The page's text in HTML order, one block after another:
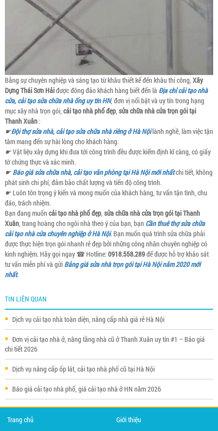
Bằng sự chuyên nghiệp và sáng tạo từ khâu thiết kế đến khâu thi công, Xây
Dựng Thái Sơn Hảiđược đông đảo khách hàng biết đến là Địa chỉ cải tạo nhà
cửa, cải tạo sửa chữa nhà ống uy tín HN, đơn vị nổi bật và uy tín trong hạng
mục xây nhà trọn gói, cải tạo nhà phố đẹp, sửa chữa nhà cửa trọn gói tại
Thanh Xuân :
☛Đội thợ sửa nhà, cải tạo sửa chữa nhà riêng ở Hà Nộilành nghề, làm việc tận
tâm mang đến sự hài lòng cho khách hàng.
☛Vật liệu xây dựng khi đưa tới công trình đều được kiểm định kĩ càng, có giấy
tờ chứng thực và xác minh.
☛ Báo giá sửa chữa nhà, cải tạo văn phòng tại Hà Nội mới nhấtchi tiết, không
phát sinh chi phí, đảm bảo chất lượng và tiến độ công trình.
☛ Luôn tôn trọng ý kiến và mong muốn của khách hàng, tư vấn tận tình, chu
đáo, trách nhiệm.
Bạn đang muốn cải tạo nhà phố đẹp, sửa chữa nhà cửa trọn gói tại Thanh
Xuân, trang hoàng cho ngôi nhà theo ý của bạn, bạn Cần thuê thợ sửa chữa
cải tạo nhà cửa chuyên nghiệp ở Hà Nội. Bạn muốn quá trình sửa chữa phải
được thực hiện trọn gói nhanh rẻ đẹp bởi những công nhân chuyên nghiệp có
kinh nghiệm. Hãy gọi ngay ☎ Hotline:0918.558.289để được hỗ trợ khảo sát
tư vấn miễn phí và gửi Bảng giá sửa nhà trọn gói tại Hà Nội năm 2020 mới
nhất.
TIN LIÊN QUAN
Dịch vụ cải tạo nhà toàn diện, nâng cấp nhà giá rẻ Hà Nội
Đơn vị cải tạo nhà ở, nâng tầng nhà cũ ở Thanh Xuân uy tín #1 – Báo giá
chi tiết 2026
Dịch vụ nâng cấp ốp lát, cải tạo nhà phố cũ tại Hà Nội
Báo giá cải tạo nhà phố, giá cải tạo nhà ở HN năm 2026
Trang chủ Giới thiệu